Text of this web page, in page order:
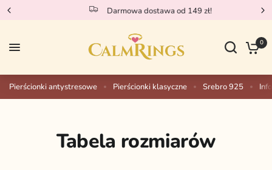
Darmowa dostawa od 149 zł!
0
Pierścionki antystresowe Pierścionki klasyczne Srebro 925
Tabela rozmiarów